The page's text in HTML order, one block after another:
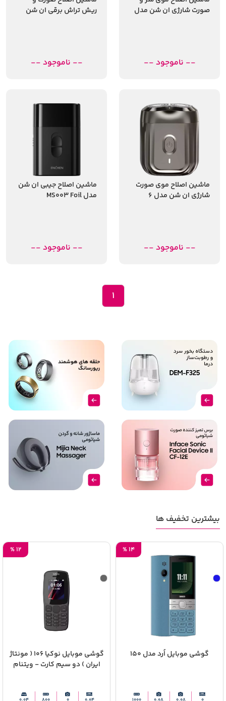
صورت شارژی ان شن مدل
-- ناموجود --
ریش تراش برقی ان شن
-- ناموجود --
ماشین اصلاح موی صورت
شارژی ان شن مدل 6
-- ناموجود --
ماشین اصلاح جیبی ان شن
مدل MS003 Foil
-- ناموجود --
1
بیشترین تخفیف ها
گوشی موبایل اُرد مدل 150
14
%
گوشی موبایل نوکیا 106 ( مونتاژ
ایران ) دو سیم‌ کارت - ویتنام
12
%